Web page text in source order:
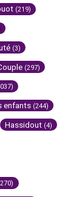
(219)
(3)
(297)
enfants (244)
Hassidout (4)